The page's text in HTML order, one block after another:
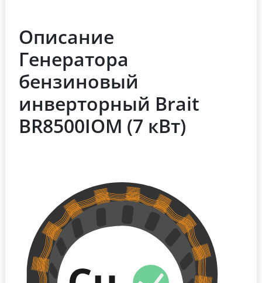
Описание
Генератора
бензиновый
инверторный Brait
BR8500IOM (7 кВт)